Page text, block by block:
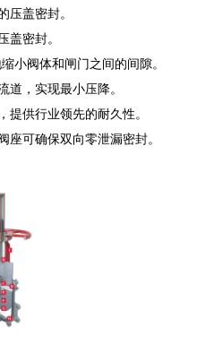
压盖密封。
盖密封。
小阀体和闸门之间的间隙。
道，实现最小压降。
供行业领先的耐久性。
可确保双向零泄漏密封。